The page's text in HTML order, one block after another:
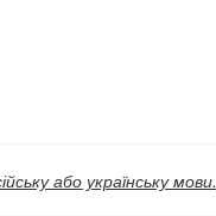
або українську мови.